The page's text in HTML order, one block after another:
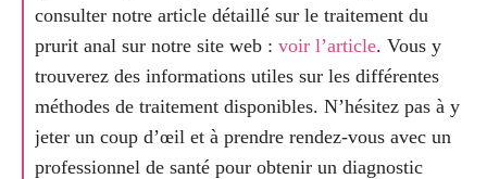
consulter notre article détaillé sur le traitement du
prurit anal sur notre site web : voir l’article. Vous y
trouverez des informations utiles sur les différentes
méthodes de traitement disponibles. N’hésitez pas à y
jeter un coup d’œil et à prendre rendez-vous avec un
professionnel de santé pour obtenir un diagnostic